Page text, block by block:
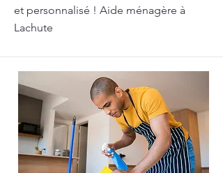
et personnalisé ! Aide ménagère à
Lachute